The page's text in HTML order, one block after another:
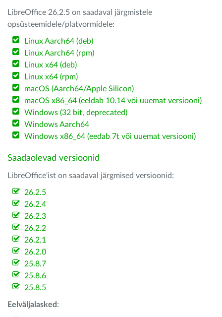
LibreOffice 26.2.5 on saadaval järgmistele
opsüsteemidele/platvormidele:
Linux Aarch64 (deb)
Linux Aarch64 (rpm)
Linux x64 (deb)
Linux x64 (rpm)
macOS (Aarch64/Apple Silicon)
macOS x86_64 (eeldab 10.14 või uuemat versiooni)
Windows (32 bit, deprecated)
Windows Aarch64
Windows x86_64 (eedab 7t või uuemat versiooni)
Saadaolevad versioonid
LibreOffice'ist on saadaval järgmised versioonid:
26.2.5
26.2.4
26.2.3
26.2.2
26.2.1
26.2.0
25.8.7
25.8.6
25.8.5
Eelväljalasked :